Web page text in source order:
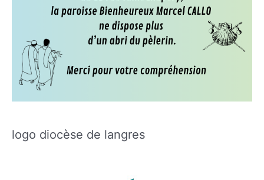
logo diocèse de langres